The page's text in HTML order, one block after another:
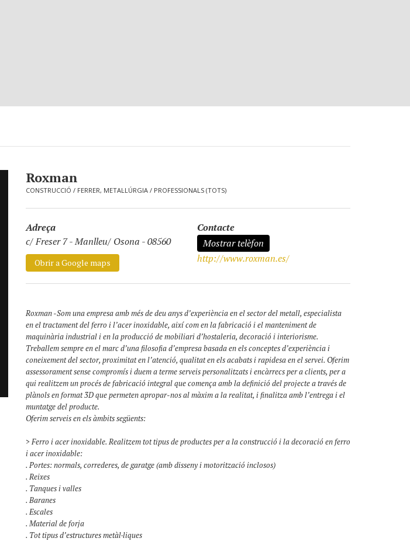
Roxman
CONSTRUCCIÓ / FERRER, METAL·LÚRGIA / PROFESSIONALS (TOTS)
Adreça
c/ Freser 7-Manlleu/ Osona - 08560
Obrir a Google maps
Contacte
Mostrar telèfon
http://www.roxman.es/
Roxman -Som una empresa amb més de deu anys d’experiència en el sector del metall, especialista
en el tractament del ferro i l’acer inoxidable, així com en la fabricació i el manteniment de
maquinària industrial i en la producció de mobiliari d’hostaleria, decoració i interiorisme.
Treballem sempre en el marc d’una filosofia d’empresa basada en els conceptes d’experiència i
coneixement del sector, proximitat en l’atenció, qualitat en els acabats i rapidesa en el servei. Oferim
assessorament sense compromís i duem a terme serveis personalitzats i encàrrecs per a clients, per a
qui realitzem un procés de fabricació integral que comença amb la definició del projecte a través de
plànols en format 3D que permeten apropar-nos al màxim a la realitat, i finalitza amb l’entrega i el
muntatge del producte.
Oferim serveis en els àmbits següents:
> Ferro i acer inoxidable. Realitzem tot tipus de productes per a la construcció i la decoració en ferro
i acer inoxidable:
. Portes: normals, correderes, de garatge (amb disseny i motorització inclosos)
. Reixes
. Tanques i valles
. Baranes
. Escales
. Material de forja
. Tot tipus d’estructures metàl·liques